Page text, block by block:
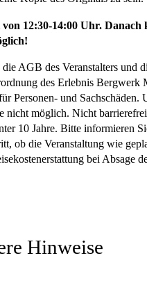
12:30-14:00 Uhr. Danach
die AGB des Veranstalters und
des Erlebnis Bergwerk
Personen- und Sachschäden.
nicht möglich. Nicht
10 Jahre. Bitte informieren
ob die Veranstaltung wie
bei Absage
Hinweise